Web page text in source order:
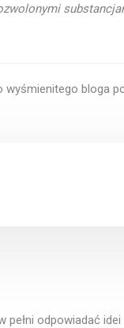
bloga
odpowiadać